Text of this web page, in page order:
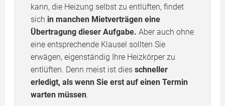
kann, die Heizung selbst zu entlüften, findet
sich in manchen Mietverträgen eine
Übertragung dieser Aufgabe. Aber auch ohne
eine entsprechende Klausel sollten Sie
erwägen, eigenständig Ihre Heizkörper zu
entlüften. Denn meist ist dies schneller
erledigt, als wenn Sie erst auf einen Termin
warten müssen.